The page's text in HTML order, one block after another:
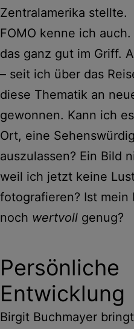
Zentralamerika stellte.
FOMO kenne ich
das ganz gut im Griff.
– seit ich über das
diese Thematik an
gewonnen. Kann ich
Ort, eine
auszulassen? Ein Bild
weil ich jetzt keine
fotografieren? Ist mein
noch wertvoll genug?
Persönliche
Entwicklung
Birgit Buchmayer